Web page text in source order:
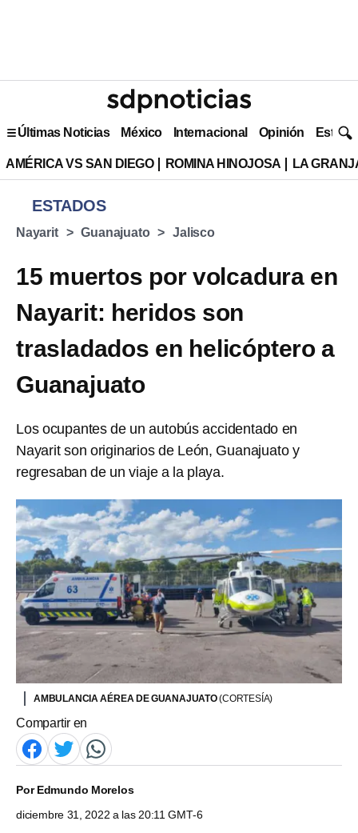
Últimas Noticias México Internacional Opinión Estilo
AMÉRICA VS SAN DIEGO ROMINA HINOJOSA LA
ESTADOS
Nayarit Guanajuato Jalisco
15 muertos por volcadura en
Nayarit: heridos son
trasladados en helicóptero a
Guanajuato
Los ocupantes de un autobús accidentado en
Nayarit son originarios de León, Guanajuato y
regresaban de un viaje a la playa.
AMBULANCIA AÉREA DE GUANAJUATO(CORTESÍA)
Compartir en
PorEdmundo Morelos
diciembre 31, 2022 a las 20:11 GMT-6